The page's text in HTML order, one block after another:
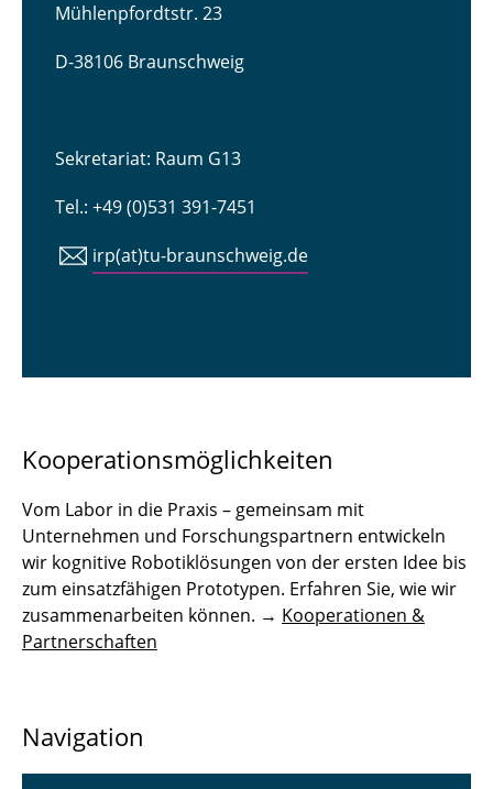
Mühlenpfordtstr. 23
D-38106 Braunschweig
Sekretariat: Raum G13
Tel.: +49 (0)531 391-7451
irp(at)tu-braunschweig.de
Kooperationsmöglichkeiten
Vom Labor in die Praxis – gemeinsam mit
Unternehmen und Forschungspartnern entwickeln
wir kognitive Robotiklösungen von der ersten Idee bis
zum einsatzfähigen Prototypen. Erfahren Sie, wie wir
zusammenarbeiten können. → Kooperationen &
Partnerschaften
Navigation